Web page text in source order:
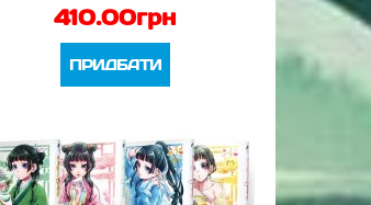
410.00грн
ПРИДБАТИ